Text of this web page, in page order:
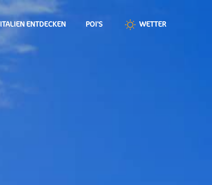
ITALIEN ENTDECKEN POI'S WETTER